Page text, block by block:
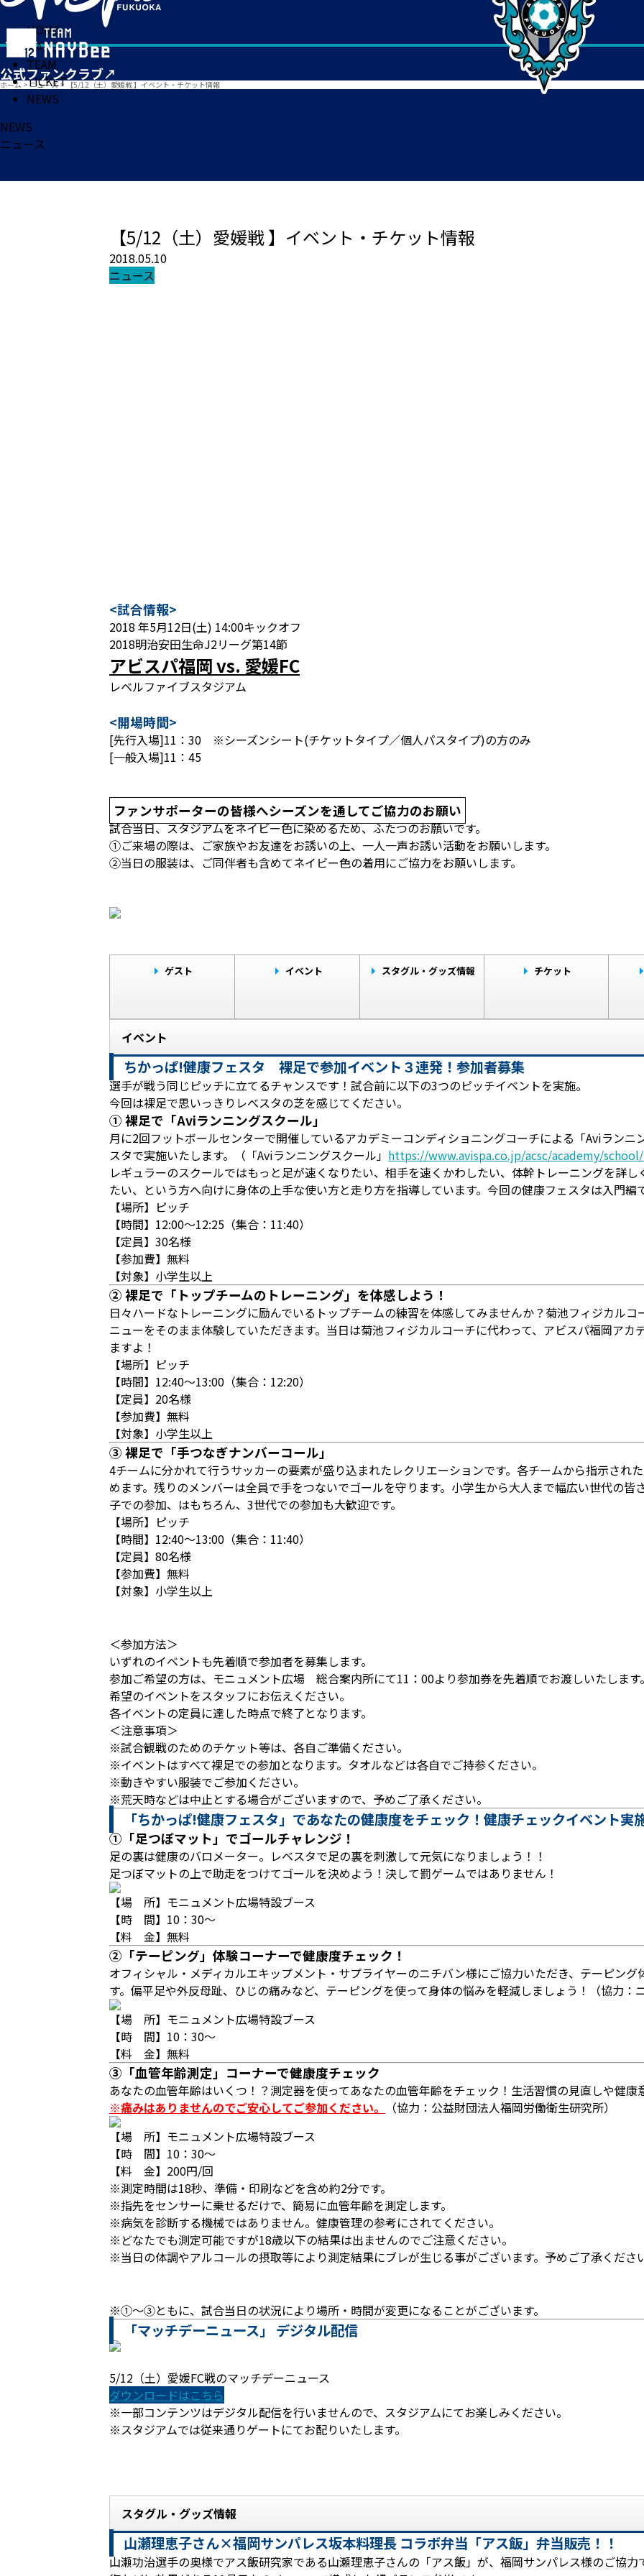
HOME
MATCH
TEAM
TICKET
NEWS
ホーム > ニュース> 【5/12（土）愛媛戦 】イベント・チケット情報
NEWS
ニュース
【5/12（土）愛媛戦 】イベント・チケット情報
2018.05.10
ニュース
<試合情報>
2018 年5月12日(土) 14:00キックオフ
2018明治安田生命J2リーグ第14節
アビスパ福岡 vs. 愛媛FC
レベルファイブスタジアム
<開場時間>
[先行入場]11：30 ※シーズンシート(チケットタイプ／個人パスタイプ)の方のみ
[一般入場]11：45
ファンサポーターの皆様へシーズンを通してご協力のお願い
試合当日、スタジアムをネイビー色に染めるため、ふたつのお願いです。
①ご来場の際は、ご家族やお友達をお誘いの上、一人一声お誘い活動をお願いします。
②当日の服装は、ご同伴者も含めてネイビー色の着用にご協力をお願いします。
ゲスト イベント スタグル・グッズ情報 チケット
イベント
ちかっぱ!健康フェスタ 裸足で参加イベント３連発！参加者募集
選手が戦う同じピッチに立てるチャンスです！試合前に以下の3つのピッチイベントを実施。
今回は裸足で思いっきりレべスタの芝を感じてください。
① 裸足で「Aviランニングスクール」
月に2回フットボールセンターで開催しているアカデミーコンディショニングコーチによる「Aviラン
スタで実施いたします。（「Aviランニングスクール」 https://www.avispa.co.jp/acsc/academy/
レギュラーのスクールではもっと足が速くなりたい、相手を速くかわしたい、体幹トレーニングを詳
たい、という方へ向けに身体の上手な使い方と走り方を指導しています。今回の健康フェスタは入門編
【場所】ピッチ
【時間】12:00～12:25（集合：11:40）
【定員】30名様
【参加費】無料
【対象】小学生以上
② 裸足で「トップチームのトレーニング」を体感しよう！
日々ハードなトレーニングに励んでいるトップチームの練習を体感してみませんか？菊池フィジカル
ニューをそのまま体験していただきます。当日は菊池フィジカルコーチに代わって、アビスパ福岡ア
ますよ！
【場所】ピッチ
【時間】12:40～13:00（集合：12:20）
【定員】20名様
【参加費】無料
【対象】小学生以上
③ 裸足で「手つなぎナンバーコール」
4チームに分かれて行うサッカーの要素が盛り込まれたレクリエーションです。各チームから指示され
めます。残りのメンバーは全員で手をつないでゴールを守ります。小学生から大人まで幅広い世代の皆
子での参加、はもちろん、3世代での参加も大歓迎です。
【場所】ピッチ
【時間】12:40～13:00（集合：11:40）
【定員】80名様
【参加費】無料
【対象】小学生以上
＜参加方法＞
いずれのイベントも先着順で参加者を募集します。
参加ご希望の方は、モニュメント広場 総合案内所にて11：00より参加券を先着順でお渡しいたします
希望のイベントをスタッフにお伝えください。
各イベントの定員に達した時点で終了となります。
＜注意事項＞
※試合観戦のためのチケット等は、各自ご準備ください。
※イベントはすべて裸足での参加となります。タオルなどは各自でご持参ください。
※動きやすい服装でご参加ください。
※荒天時などは中止とする場合がございますので、予めご了承ください。
「ちかっぱ!健康フェスタ」であなたの健康度をチェック！健康チェックイベント実
①「足つぼマット」でゴールチャレンジ！
足の裏は健康のバロメーター。レベスタで足の裏を刺激して元気になりましょう！！
足つぼマットの上で助走をつけてゴールを決めよう！決して罰ゲームではありません！
【場 所】モニュメント広場特設ブース
【時 間】10：30～
【料 金】無料
②「テーピング」体験コーナーで健康度チェック！
オフィシャル・メディカルエキップメント・サプライヤーのニチバン様にご協力いただき、テーピン
す。偏平足や外反母趾、ひじの痛みなど、テーピングを使って身体の悩みを軽減しましょう！（協力：
【場 所】モニュメント広場特設ブース
【時 間】10：30～
【料 金】無料
③「血管年齢測定」コーナーで健康度チェック
あなたの血管年齢はいくつ！？測定器を使ってあなたの血管年齢をチェック！生活習慣の見直しや健
※痛みはありませんのでご安心してご参加ください。
（協力：公益財団法人福岡労働衛生研究所）
【場 所】モニュメント広場特設ブース
【時 間】10：30～
【料 金】200円/回
※測定時間は18秒、準備・印刷などを含め約2分です。
※指先をセンサーに乗せるだけで、簡易に血管年齢を測定します。
※病気を診断する機械ではありません。健康管理の参考にされてください。
※どなたでも測定可能ですが18歳以下の結果は出ませんのでご注意ください。
※当日の体調やアルコールの摂取等により測定結果にブレが生じる事がございます。予めご了承くださ
※①～③ともに、試合当日の状況により場所・時間が変更になることがございます。
「マッチデーニュース」 デジタル配信
5/12（土）愛媛FC戦のマッチデーニュース
ダウンロードはこちら
※一部コンテンツはデジタル配信を行いませんので、スタジアムにてお楽しみください。
※スタジアムでは従来通りゲートにてお配りいたします。
スタグル・グッズ情報
山瀬理恵子さん×福岡サンパレス坂本料理長 コラボ弁当「アス飯」弁当販売！！
山瀬功治選手の奥様でアス飯研究家である山瀬理恵子さんの「アス飯」が、福岡サンパレス様のご協